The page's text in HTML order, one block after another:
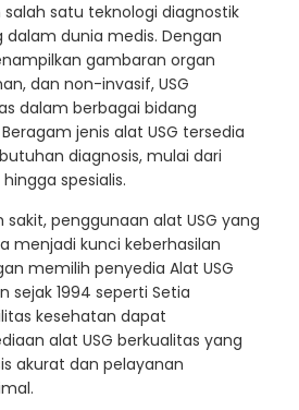
salah satu teknologi diagnostik
dunia medis. Dengan
gambaran organ
dan non-invasif, USG
dalam berbagai bidang
jenis alat USG tersedia
diagnosis, mulai dari
spesialis.
sakit, penggunaan alat USG yang
menjadi kunci keberhasilan
memilih penyedia Alat USG
sejak 1994 seperti Setia
kesehatan dapat
alat USG berkualitas yang
akurat dan pelayanan